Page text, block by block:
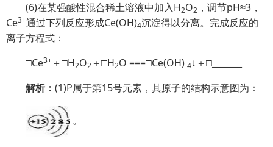
(6)在某强酸性混合稀土溶液中加入H2O2 ，调节pH≈3，
Ce3+通过下列反应形成Ce(OH)4沉淀得以分离。完成反应的
离子方程式：
□Ce3+ ＋□H2O2 ＋□H2O ===□Ce(OH) 4↓＋□_______
解析： (1)P属于第15号元素，其原子的结构示意图为：
。